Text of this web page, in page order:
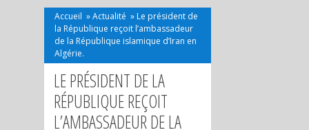
Accueil »Actualité » Le président de
la République reçoit l’ambassadeur
de la République islamique d’Iran en
Algérie.
LE PRÉSIDENT DE LA
RÉPUBLIQUE REÇOIT
L’AMBASSADEUR DE LA